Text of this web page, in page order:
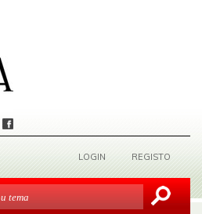
LOGIN REGISTO